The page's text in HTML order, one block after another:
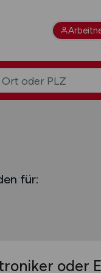
für:
oder